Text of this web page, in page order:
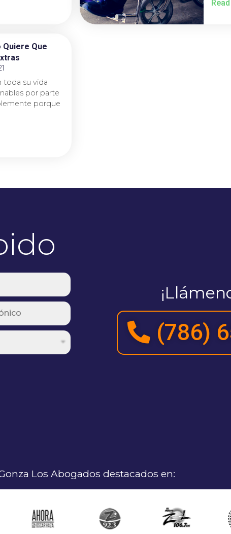
Quiere Que
toda su vida
por parte
porque
(786)
Los Abogados destacados en: